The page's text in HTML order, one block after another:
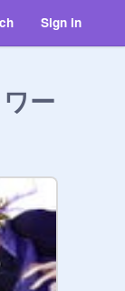
Sign in
ー